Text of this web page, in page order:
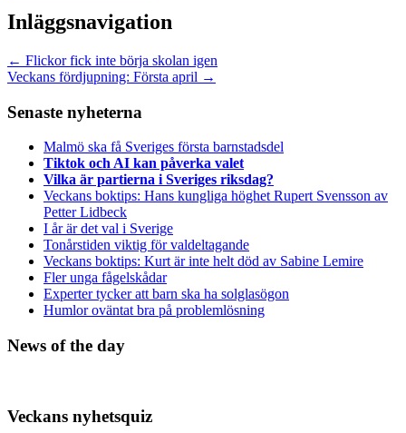
Inläggsnavigation
← Flickor fick inte börja skolan igen
Veckans fördjupning: Första april →
Senaste nyheterna
Malmö ska få Sveriges första barnstadsdel
Tiktok och AI kan påverka valet
Vilka är partierna i Sveriges riksdag?
Veckans boktips: Hans kungliga höghet Rupert Svensson av
Petter Lidbeck
I år är det val i Sverige
Tonårstiden viktig för valdeltagande
Veckans boktips: Kurt är inte helt död av Sabine Lemire
Fler unga fågelskådar
Experter tycker att barn ska ha solglasögon
Humlor oväntat bra på problemlösning
News of the day
Veckans nyhetsquiz